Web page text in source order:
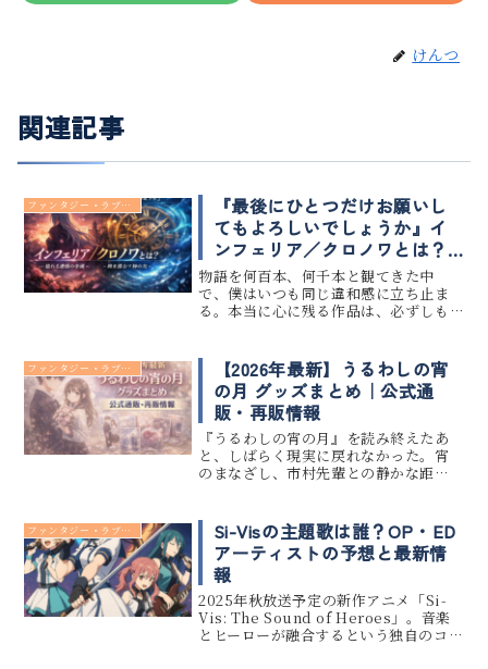
けんつ
関連記事
ファンタジー・ラブコメ
『最後にひとつだけお願いし
てもよろしいでしょうか』イ
ンフェリア／クロノワとは？
世界観を支配する二大概念を
やさしく解説
物語を何百本、何千本と観てきた中
で、僕はいつも同じ違和感に立ち止ま
る。本当に心に残る作品は、必ずしも
だけお願いしてもよろしいでしょう
か』も、まさにその系譜にある。悪役
令嬢が...
ファンタジー・ラブコメ
【2026年最新】うるわしの宵
の月 グッズまとめ｜公式通
販・再販情報
『うるわしの宵の月』を読み終えたあ
と、しばらく現実に戻れなかった。宵
のまなざし、市村先輩との静かな距
なく、心の記憶になる。この記事でわ
かることうるわしの宵の月の公式グ...
ファンタジー・ラブコメ
Si-Visの主題歌は誰？OP・ED
アーティストの予想と最新情
報
2025年秋放送予定の新作アニメ「Si-
Vis: The Sound of Heroes」。音楽
とヒーローが融合するという独自のコ